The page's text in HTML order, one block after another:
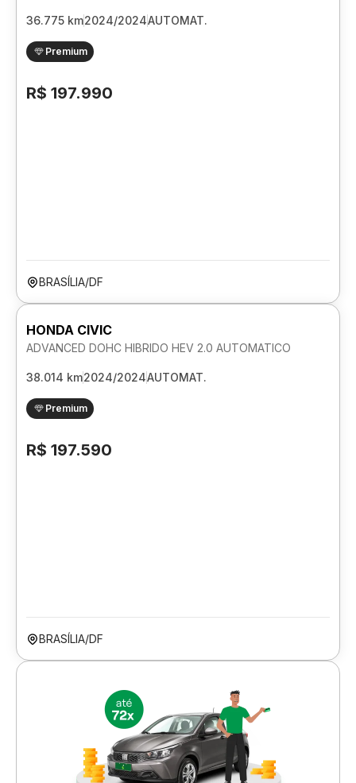
36.775 km2024/2024AUTOMAT.
Premium
R$ 197.990
BRASÍLIA/DF
HONDA CIVIC
ADVANCED DOHC HIBRIDO HEV 2.0 AUTOMATICO
38.014 km2024/2024AUTOMAT.
Premium
R$ 197.590
BRASÍLIA/DF